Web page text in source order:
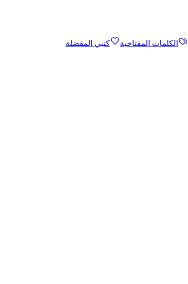
الكلمات المفتاحية
كتبي المفضلة